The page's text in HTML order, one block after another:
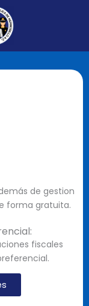
de gestion
forma gratuita.
fiscales